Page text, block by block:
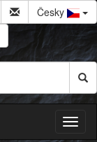
Česky